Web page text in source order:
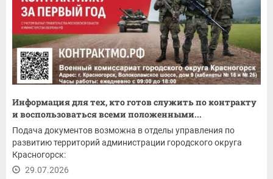
Информация для тех, кто готов служить по контракту
и воспользоваться всеми положенными...
Подача документов возможна в отделы управления по
развитию территорий администрации городского округа
Красногорск:
29.07.2026